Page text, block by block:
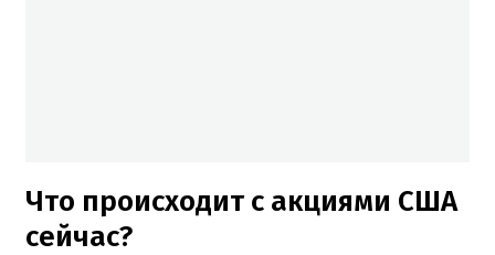
Что происходит с акциями США
сейчас?